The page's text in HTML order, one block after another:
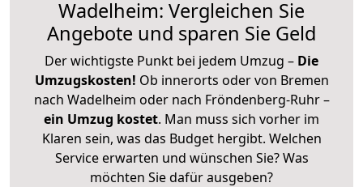
Wadelheim: Vergleichen Sie
Angebote und sparen Sie Geld
Der wichtigste Punkt bei jedem Umzug – Die
Umzugskosten! Ob innerorts oder von Bremen
nach Wadelheim oder nach Fröndenberg-Ruhr –
ein Umzug kostet. Man muss sich vorher im
Klaren sein, was das Budget hergibt. Welchen
Service erwarten und wünschen Sie? Was
möchten Sie dafür ausgeben?